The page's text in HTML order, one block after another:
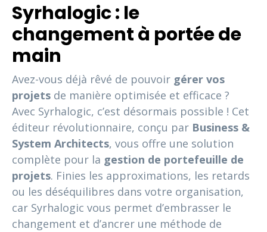
Syrhalogic : le
changement à portée de
main
Avez-vous déjà rêvé de pouvoir gérer vos
projets de manière optimisée et efficace ?
Avec Syrhalogic, c’est désormais possible ! Cet
éditeur révolutionnaire, conçu par Business &
System Architects, vous offre une solution
complète pour la gestion de portefeuille de
projets. Finies les approximations, les retards
ou les déséquilibres dans votre organisation,
car Syrhalogic vous permet d’embrasser le
changement et d’ancrer une méthode de